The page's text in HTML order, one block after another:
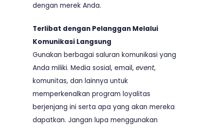
dengan merek Anda.
Terlibat dengan Pelanggan Melalui
Komunikasi Langsung
Gunakan berbagai saluran komunikasi yang
Anda miliki. Media sosial, email, event,
komunitas, dan lainnya untuk
memperkenalkan program loyalitas
berjenjang ini serta apa yang akan mereka
dapatkan. Jangan lupa menggunakan